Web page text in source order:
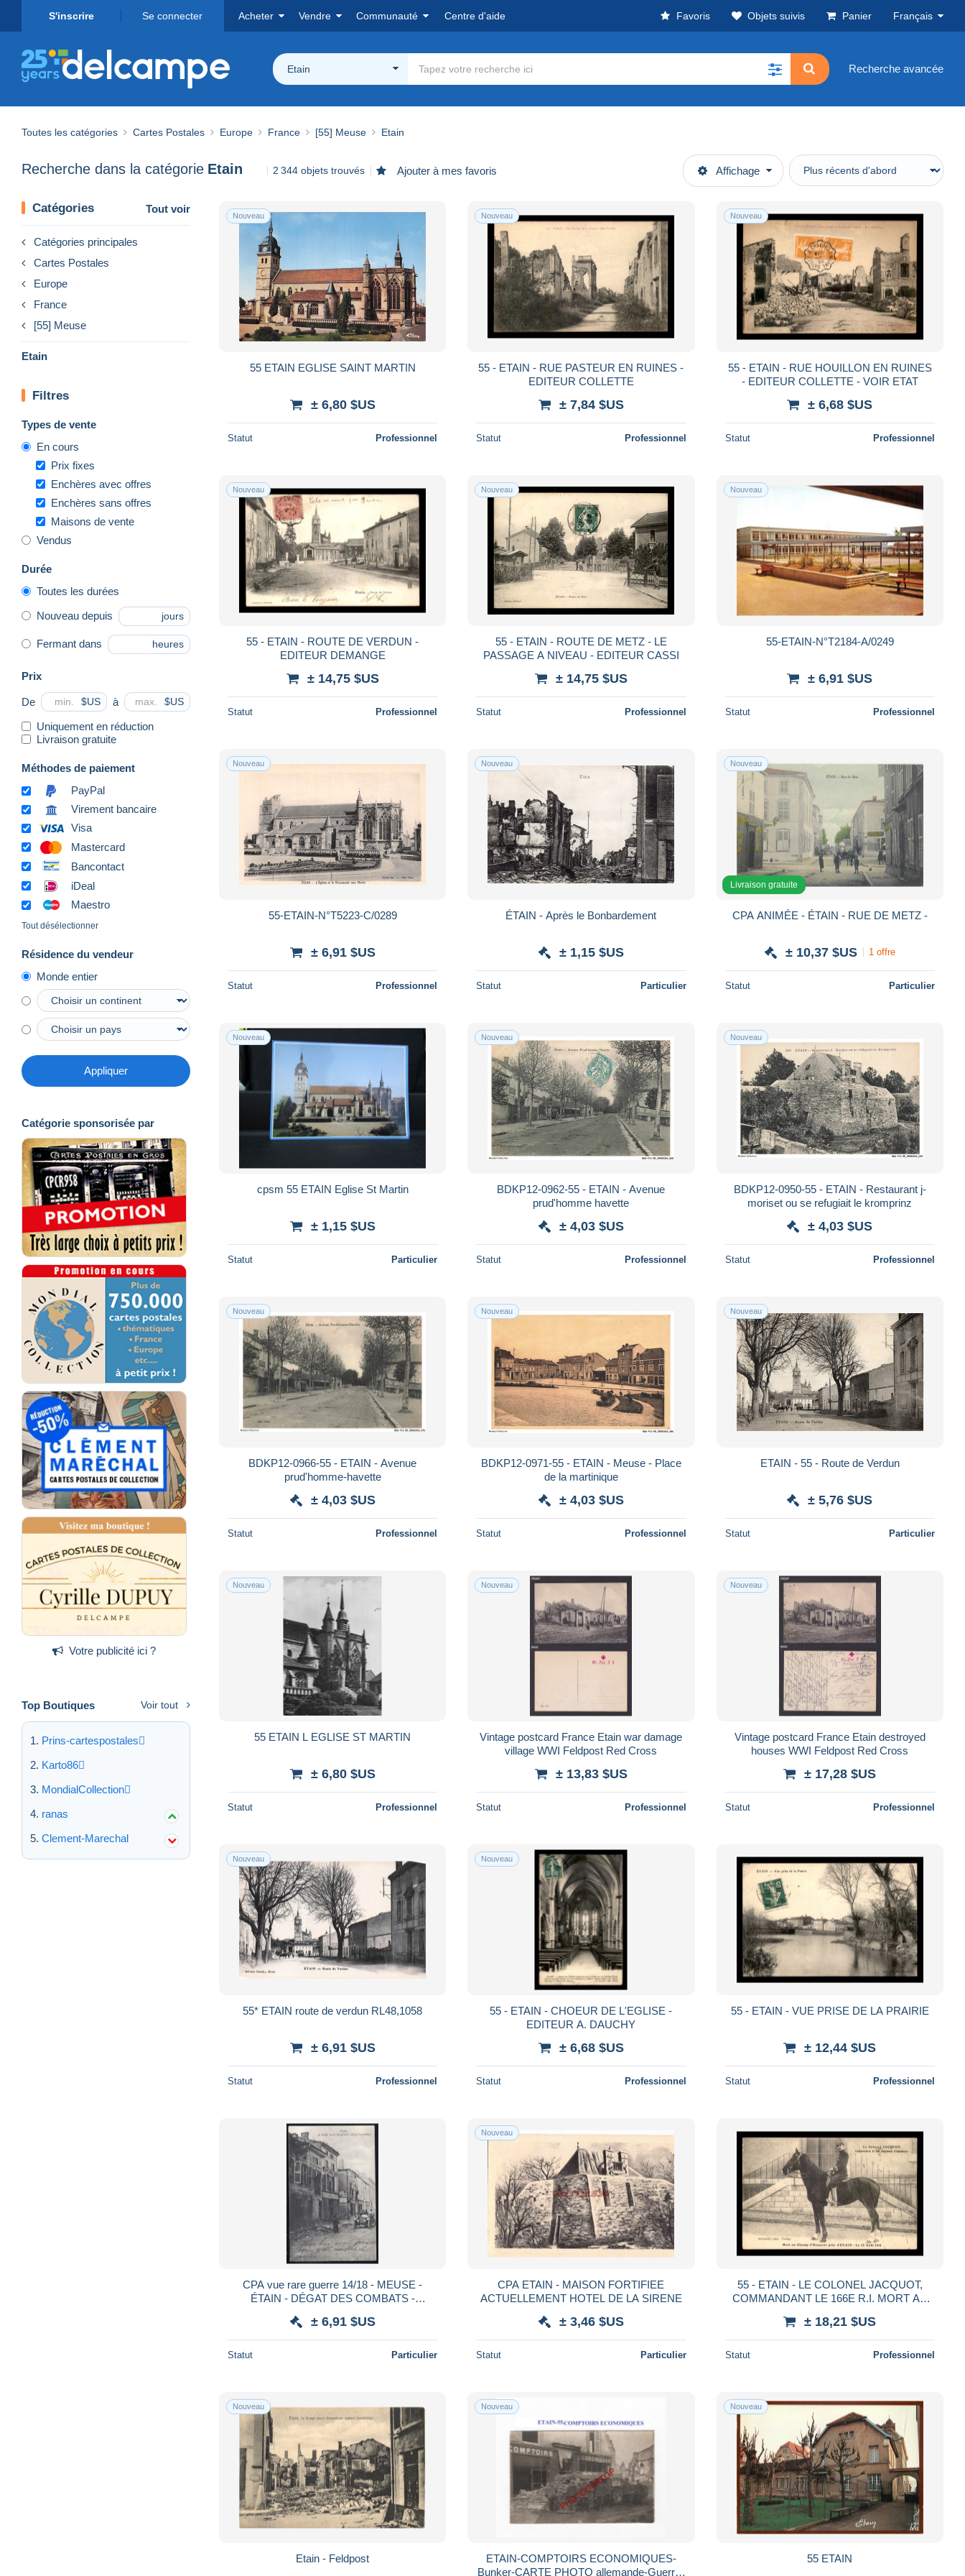
S'inscrire Se connecter Acheter Vendre Communauté Centre d'aide Favoris Objets suivis Panier Français
Etain Recherche avancée
Toutes les catégories Cartes Postales Europe France [55] Meuse Etain
Recherche dans la catégorie Etain 2 344 objets trouvés Ajouter à mes favoris Affichage
Catégories Tout voir
Catégories principales
Cartes Postales
Europe
France
[55] Meuse
Etain
Filtres
Types de vente
En cours
Prix fixes
Enchères avec offres
Enchères sans offres
Maisons de vente
Vendus
Durée
Toutes les durées
Nouveau depuis jours
Fermant dans heures
Prix
De $US à $US
Uniquement en réduction
Livraison gratuite
Méthodes de paiement
PayPal
Virement bancaire
Visa
Mastercard
Bancontact
iDeal
Maestro
Tout désélectionner
Résidence du vendeur
Monde entier
Appliquer
Catégorie sponsorisée par
Votre publicité ici ?
Top Boutiques Voir tout
Prins-cartespostales
Karto86
MondialCollection
ranas
Clement-Marechal
Nouveau
55 ETAIN EGLISE SAINT MARTIN
± 6,80 $US
Statut Professionnel
Nouveau
55 - ETAIN - RUE PASTEUR EN RUINES -
EDITEUR COLLETTE
± 7,84 $US
Statut Professionnel
Nouveau
55 - ETAIN - RUE HOUILLON EN RUINES
- EDITEUR COLLETTE - VOIR ETAT
± 6,68 $US
Statut Professionnel
Nouveau
55 - ETAIN - ROUTE DE VERDUN -
EDITEUR DEMANGE
± 14,75 $US
Statut Professionnel
Nouveau
55 - ETAIN - ROUTE DE METZ - LE
PASSAGE A NIVEAU - EDITEUR CASSI
± 14,75 $US
Statut Professionnel
Nouveau
55-ETAIN-N°T2184-A/0249
± 6,91 $US
Statut Professionnel
Nouveau
55-ETAIN-N°T5223-C/0289
± 6,91 $US
Statut Professionnel
Nouveau
ÉTAIN - Après le Bonbardement
± 1,15 $US
Statut Particulier
Nouveau
Livraison gratuite
CPA ANIMÉE - ÉTAIN - RUE DE METZ -
± 10,37 $US 1 offre
Statut Particulier
Nouveau
cpsm 55 ETAIN Eglise St Martin
± 1,15 $US
Statut Particulier
Nouveau
BDKP12-0962-55 - ETAIN - Avenue
prud'homme havette
± 4,03 $US
Statut Professionnel
Nouveau
BDKP12-0950-55 - ETAIN - Restaurant j-
moriset ou se refugiait le kromprinz
± 4,03 $US
Statut Professionnel
Nouveau
BDKP12-0966-55 - ETAIN - Avenue
prud'homme-havette
± 4,03 $US
Statut Professionnel
Nouveau
BDKP12-0971-55 - ETAIN - Meuse - Place
de la martinique
± 4,03 $US
Statut Professionnel
Nouveau
ETAIN - 55 - Route de Verdun
± 5,76 $US
Statut Particulier
Nouveau
55 ETAIN L EGLISE ST MARTIN
± 6,80 $US
Statut Professionnel
Nouveau
Vintage postcard France Etain war damage
village WWI Feldpost Red Cross
± 13,83 $US
Statut Professionnel
Nouveau
Vintage postcard France Etain destroyed
houses WWI Feldpost Red Cross
± 17,28 $US
Statut Professionnel
Nouveau
55* ETAIN route de verdun RL48,1058
± 6,91 $US
Statut Professionnel
Nouveau
55 - ETAIN - CHOEUR DE L'EGLISE -
EDITEUR A. DAUCHY
± 6,68 $US
Statut Professionnel
55 - ETAIN - VUE PRISE DE LA PRAIRIE
± 12,44 $US
Statut Professionnel
CPA vue rare guerre 14/18 - MEUSE -
ÉTAIN - DÉGAT DES COMBATS -
succursale 211
± 6,91 $US
Statut Particulier
Nouveau
CPA ETAIN - MAISON FORTIFIEE
ACTUELLEMENT HOTEL DE LA SIRENE
± 3,46 $US
Statut Particulier
55 - ETAIN - LE COLONEL JACQUOT,
COMMANDANT LE 166E R.I. MORT AU
GUERRE 14/18
± 18,21 $US
Statut Professionnel
Nouveau
Etain - Feldpost
Nouveau
ETAIN-COMPTOIRS ECONOMIQUES-
Bunker-CARTE PHOTO allemande-Guerre-
Nouveau
55 ETAIN